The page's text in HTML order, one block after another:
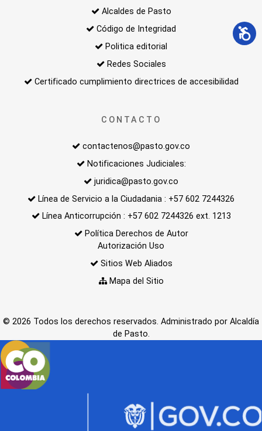
Alcaldes de Pasto
Código de Integridad
Politica editorial
Redes Sociales
Certificado cumplimiento directrices de accesibilidad
CONTACTO
contactenos@pasto.gov.co
Notificaciones Judiciales:
juridica@pasto.gov.co
Línea de Servicio a la Ciudadania : +57 602 7244326
Línea Anticorrupción : +57 602 7244326 ext. 1213
Política Derechos de Autor
Autorización Uso
Sitios Web Aliados
Mapa del Sitio
© 2026 Todos los derechos reservados. Administrado por Alcaldía
de Pasto.